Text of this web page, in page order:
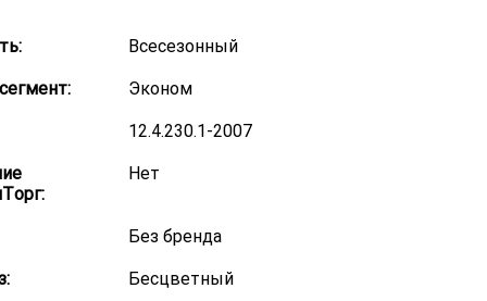
Всесезонный
Эконом
12.4.230.1-2007
Нет
Без бренда
Бесцветный